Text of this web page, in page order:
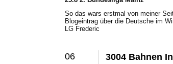
So das wars erstmal von meiner
Blogeintrag über die Deutsche im
LG Frederic
06 3004 Bahnen